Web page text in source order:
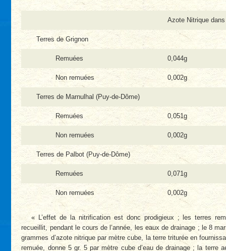
Azote Nitrique
Terres de Grignon
Remuées 0,044g
Non remuées 0,002g
Terres de Marnulhal (Puy-de-Dôme)
Remuées 0,051g
Non remuées 0,002g
Terres de Palbot (Puy-de-Dôme)
Remuées 0,071g
Non remuées 0,002g
« L’effet de la nitrification est donc prodigieux ; les terres
recueillit, pendant le cours de l’année, les eaux de drainage ; le 8
grammes d’azote nitrique par mètre cube, la terre triturée en
remuée, donne 5 gr. 5 par mètre cube d’eau de drainage ; la terre